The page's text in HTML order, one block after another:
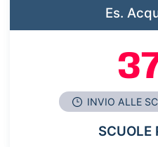
Es.
INVIO ALLE
SCUOLE